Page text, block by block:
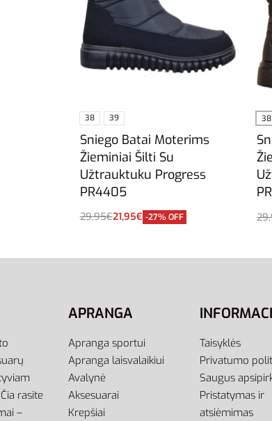
38 39
Sniego Batai Moterims
Žieminiai Šilti Su
Užtrauktuku Progress
PR4405
29,95€21,95€ -27% OFF
38
rasite
–
APRANGA
Apranga sportui
Apranga laisvalaikiui
Avalynė
Aksesuarai
Krepšiai
Taisyklės
Privatumo
Saugus
Pristatymas ir
atsiėmimas